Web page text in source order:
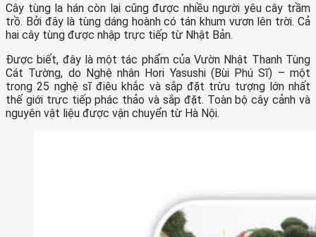
Cây tùng la hán còn lại cũng được nhiều người yêu cây trầm
trồ. Bởi đây là tùng dáng hoành có tán khum vươn lên trời. Cả
hai cây tùng được nhập trực tiếp từ Nhật Bản.
Được biết, đây là một tác phẩm của Vườn Nhật Thanh Tùng
Cát Tường, do Nghệ nhân Hori Yasushi (Bùi Phú Sĩ) – một
trong 25 nghệ sĩ điêu khắc và sắp đặt trừu tượng lớn nhất
thế giới trực tiếp phác thảo và sắp đặt. Toàn bộ cây cảnh và
nguyên vật liệu được vận chuyển từ Hà Nội.